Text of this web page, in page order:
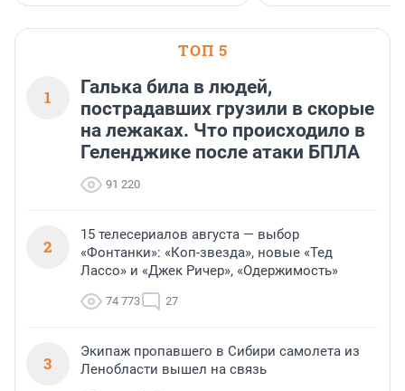
ТОП 5
1
Галька била в людей,
пострадавших грузили в скорые
на лежаках. Что происходило в
Геленджике после атаки БПЛА
91 220
2
15 телесериалов августа — выбор
«Фонтанки»: «Коп-звезда», новые «Тед
Лассо» и «Джек Ричер», «Одержимость»
74 773 27
3
Экипаж пропавшего в Сибири самолета из
Ленобласти вышел на связь